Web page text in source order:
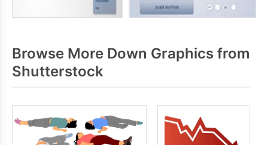
Browse More Down Graphics from
Shutterstock